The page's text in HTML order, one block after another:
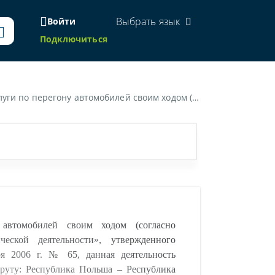
Войти
Подключиться
Выбрать язык
60240 "Деятельность автомобильного грузового транспорта") по маршруту: Республика Польша - Республика Беларусь, согласно полученным заявкам от физических и юридических лиц..»
своим ходом (согласно
деятельности», утвержденного
2006 г. № 65, данная деятельность
Республика Польша – Республика